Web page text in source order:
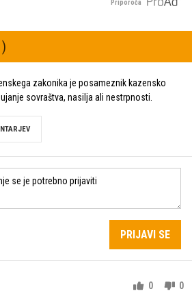
Priporoča
zakonika je posameznik kazensko
sovraštva, nasilja ali nestrpnosti.
PRIJAVI SE
0 0